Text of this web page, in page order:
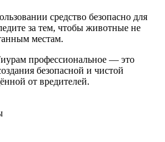
средство безопасно для
за тем, чтобы животные не
местам.
профессиональное — это
безопасной и чистой
от вредителей.